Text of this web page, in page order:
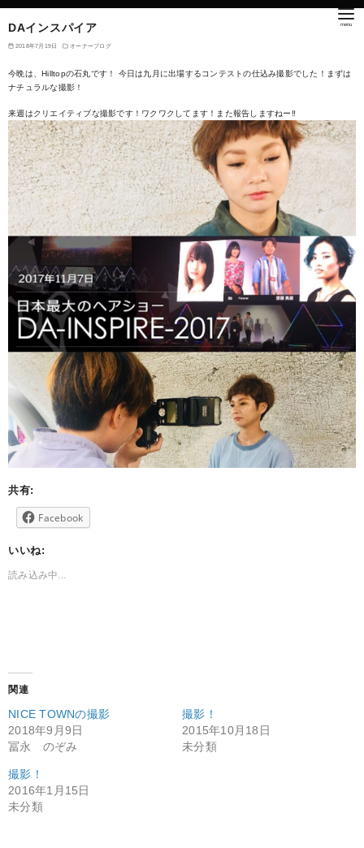
DAインスパイア
2018年7月19日 オーナーブログ
今晩は、Hilltopの石丸です！ 今日は九月に出場するコンテストの仕込み撮影でした！まずは
ナチュラルな撮影！
来週はクリエイティブな撮影です！ワクワクしてます！また報告しますねー‼︎
共有:
Facebook
いいね:
読み込み中...
関連
NICE TOWNの撮影
2018年9月9日
冨永 のぞみ
撮影！
2015年10月18日
未分類
撮影！
2016年1月15日
未分類